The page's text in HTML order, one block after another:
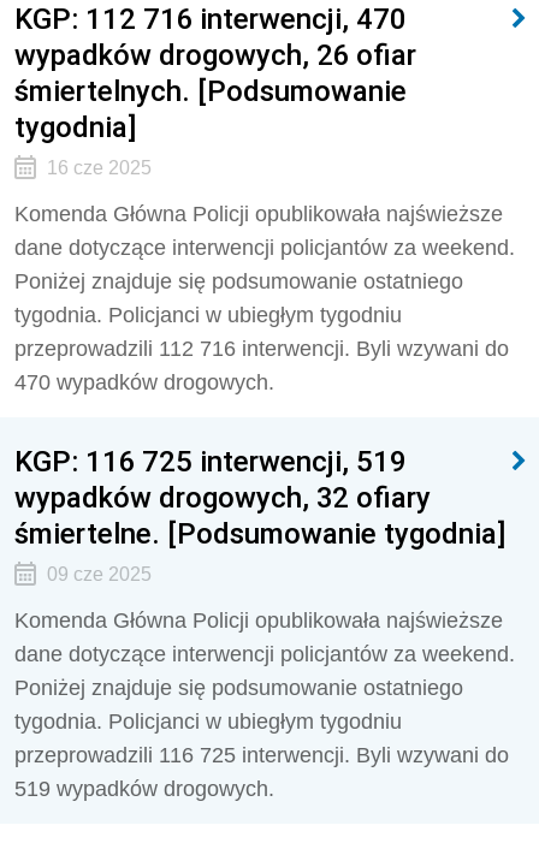
KGP: 112 716 interwencji, 470
wypadków drogowych, 26 ofiar
śmiertelnych. [Podsumowanie
tygodnia]
16 cze 2025
Komenda Główna Policji opublikowała najświeższe
dane dotyczące interwencji policjantów za weekend.
Poniżej znajduje się podsumowanie ostatniego
tygodnia. Policjanci w ubiegłym tygodniu
przeprowadzili 112 716 interwencji. Byli wzywani do
470 wypadków drogowych.
KGP: 116 725 interwencji, 519
wypadków drogowych, 32 ofiary
śmiertelne. [Podsumowanie tygodnia]
09 cze 2025
Komenda Główna Policji opublikowała najświeższe
dane dotyczące interwencji policjantów za weekend.
Poniżej znajduje się podsumowanie ostatniego
tygodnia. Policjanci w ubiegłym tygodniu
przeprowadzili 116 725 interwencji. Byli wzywani do
519 wypadków drogowych.